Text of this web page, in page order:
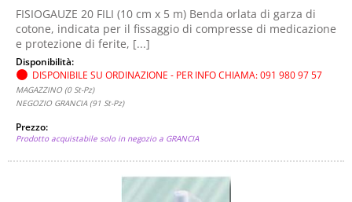
FISIOGAUZE 20 FILI (10 cm x 5 m) Benda orlata di garza di
cotone, indicata per il fissaggio di compresse di medicazione
e protezione di ferite, [...]
Disponibilità:
DISPONIBILE SU ORDINAZIONE - PER INFO CHIAMA: 091 980 97 57
MAGAZZINO (0 St-Pz)
NEGOZIO GRANCIA (91 St-Pz)
Prezzo:
Prodotto acquistabile solo in negozio a GRANCIA